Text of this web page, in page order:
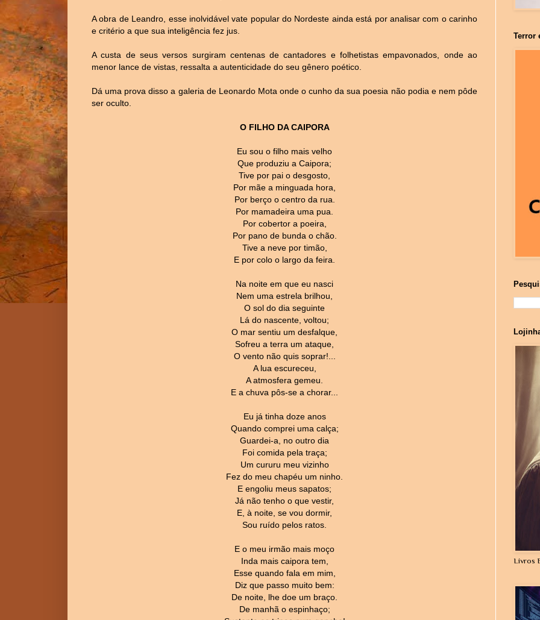
A obra de Leandro, esse inolvidável vate popular do Nordeste ainda está por analisar com o carinho
e critério a que sua inteligência fez jus.
A custa de seus versos surgiram centenas de cantadores e folhetistas empavonados, onde ao
menor lance de vistas, ressalta a autenticidade do seu gênero poético.
Dá uma prova disso a galeria de Leonardo Mota onde o cunho da sua poesia não podia e nem pôde
ser oculto.
O FILHO DA CAIPORA
Eu sou o filho mais velho
Que produziu a Caipora;
Tive por pai o desgosto,
Por mãe a minguada hora,
Por berço o centro da rua.
Por mamadeira uma pua.
Por cobertor a poeira,
Por pano de bunda o chão.
Tive a neve por timão,
E por colo o largo da feira.
Na noite em que eu nasci
Nem uma estrela brilhou,
O sol do dia seguinte
Lá do nascente, voltou;
O mar sentiu um desfalque,
Sofreu a terra um ataque,
O vento não quis soprar!...
A lua escureceu,
A atmosfera gemeu.
E a chuva pôs-se a chorar...
Eu já tinha doze anos
Quando comprei uma calça;
Guardei-a, no outro dia
Foi comida pela traça;
Um cururu meu vizinho
Fez do meu chapéu um ninho.
E engoliu meus sapatos;
Já não tenho o que vestir,
E, à noite, se vou dormir,
Sou ruído pelos ratos.
E o meu irmão mais moço
Inda mais caipora tem,
Esse quando fala em mim,
Diz que passo muito bem:
De noite, lhe doe um braço.
De manhã o espinhaço;
Terror
Livros